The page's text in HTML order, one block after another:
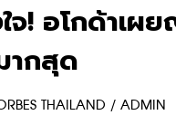
! อโกด้าเผย
ากสุด
THAILAND / ADMIN